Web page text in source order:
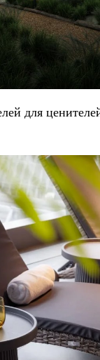
для